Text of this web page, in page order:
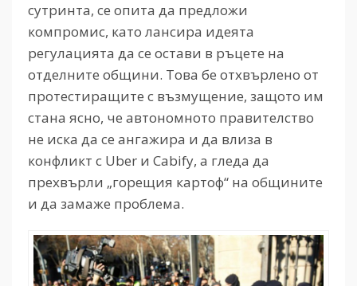
сутринта, се опита да предложи
компромис, като лансира идеята
регулацията да се остави в ръцете на
отделните общини. Това бе отхвърлено от
протестиращите с възмущение, защото им
стана ясно, че автономното правителство
не иска да се ангажира и да влиза в
конфликт с Uber и Cabify, а гледа да
прехвърли „горещия картоф“ на общините
и да замаже проблема.